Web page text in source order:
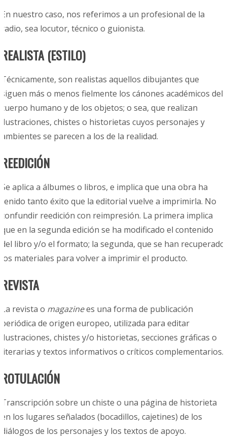
En nuestro caso, nos referimos a un profesional de la
radio, sea locutor, técnico o guionista.
REALISTA (ESTILO)
Técnicamente, son realistas aquellos dibujantes que
siguen más o menos fielmente los cánones académicos del
cuerpo humano y de los objetos; o sea, que realizan
ilustraciones, chistes o historietas cuyos personajes y
ambientes se parecen a los de la realidad.
REEDICIÓN
Se aplica a álbumes o libros, e implica que una obra ha
tenido tanto éxito que la editorial vuelve a imprimirla. No
confundir reedición con reimpresión. La primera implica
que en la segunda edición se ha modificado el contenido
del libro y/o el formato; la segunda, que se han recuperado
los materiales para volver a imprimir el producto.
REVISTA
La revista o magazinees una forma de publicación
periódica de origen europeo, utilizada para editar
ilustraciones, chistes y/o historietas, secciones gráficas o
literarias y textos informativos o críticos complementarios.
ROTULACIÓN
Transcripción sobre un chiste o una página de historieta
en los lugares señalados (bocadillos, cajetines) de los
diálogos de los personajes y los textos de apoyo.